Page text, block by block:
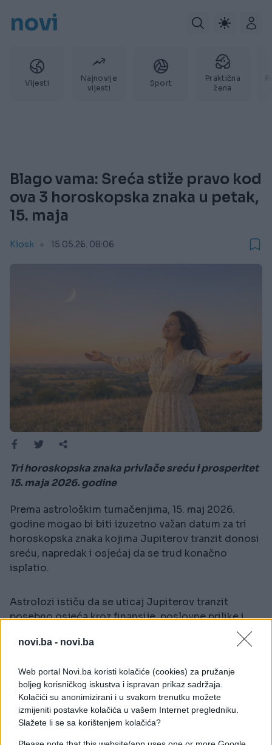
novi.ba - novi.ba
Web portal Novi.ba koristi kolačiće (cookies) za pružanje
boljeg korisničkog iskustva i ispravan prikaz sadržaja.
Kolačići su anonimizirani i u svakom trenutku možete
izmijeniti postavke kolačića u vašem Internet pregledniku.
Slažete li se sa korištenjem kolačića?
novi
Vijesti
Najnovije
vijesti
Sport
Praktična
žena
Blago vama: Sreća stiže pravo kod
ova 3 horoskopska znaka u petak,
15. maja
Kiosk 15.05.26. 08:06
Tri horoskopska znaka privlače sreću i prosperitet
15. maja 2026. godine
Prema astrološkim tumačenjima, 15. maj 2026.
godine mogao bi biti izuzetno važan datum za tri
horoskopska znaka kojima Jupiterov tranzit donosi
sreću, napredak i osjećaj da se trud konačno
isplatio.
Astrolozi ističu da se uticaj Jupiterov tranzit
posebno osjeća kroz finansije, poslovne prilike i
strpljenje, a sada počinju primjećivati konkretne
rezultate svega što su gradili.
Za mnoge pripadnike ovih znakova petak bi mogao